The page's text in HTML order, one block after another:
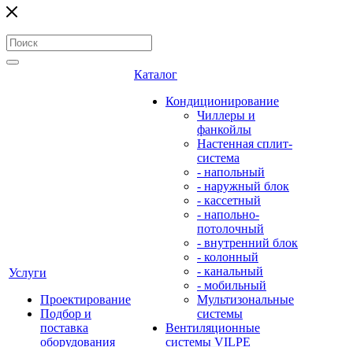
Услуги
Проектирование
Подбор и
поставка
оборудования
Каталог
Кондиционирование
Чиллеры и
фанкойлы
Настенная сплит-
система
- напольный
- наружный блок
- кассетный
- напольно-
потолочный
- внутренний блок
- колонный
- канальный
- мобильный
Мультизональные
системы
Вентиляционные
системы VILPE